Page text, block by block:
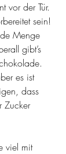
vor der Tür.
sein!
Menge
gibt’s
es ist
dass
Zucker
viel mit